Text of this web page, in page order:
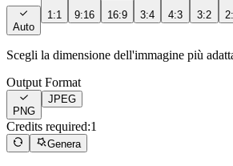
Auto
1:1 9:16 16:9 3:4 4:3 3:2
Scegli la dimensione dell'immagine più
Output Format
PNG
JPEG
Credits required:1
Genera